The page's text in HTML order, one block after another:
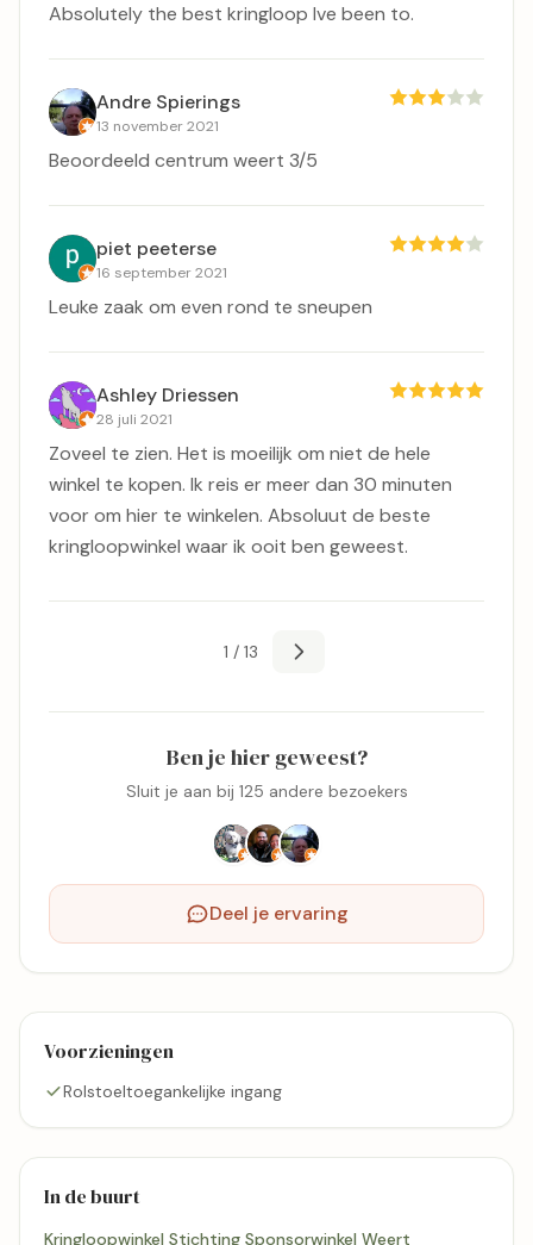
Absolutely the best kringloop Ive been to.
Andre Spierings
13 november 2021
Beoordeeld centrum weert 3/5
piet peeterse
16 september 2021
Leuke zaak om even rond te sneupen
Ashley Driessen
28 juli 2021
Zoveel te zien. Het is moeilijk om niet de hele
winkel te kopen. Ik reis er meer dan 30 minuten
voor om hier te winkelen. Absoluut de beste
kringloopwinkel waar ik ooit ben geweest.
1 / 13
Ben je hier geweest?
Sluit je aan bij 125 andere bezoekers
Deel je ervaring
Voorzieningen
Rolstoeltoegankelijke ingang
In de buurt
Kringloopwinkel Stichting Sponsorwinkel Weert